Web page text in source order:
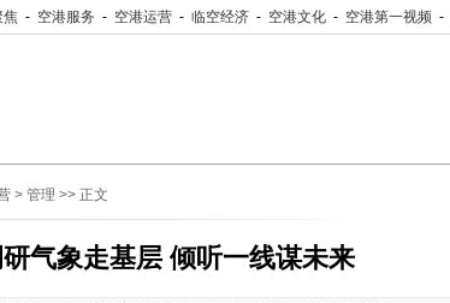
焦 - 空港服务 - 空港运营 - 临空经济 - 空港文化 - 空港第一视频 -
> 管理 >> 正文
气象走基层 倾听一线谋未来